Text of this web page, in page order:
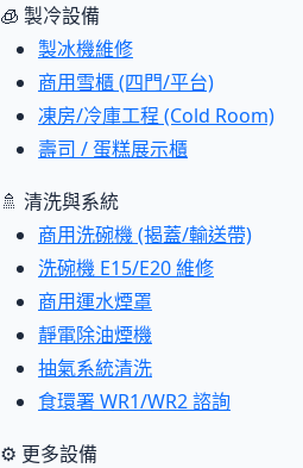
🧊 製冷設備
製冰機維修
商用雪櫃 (四門/平台)
凍房/冷庫工程 (Cold Room)
壽司 / 蛋糕展示櫃
🚿 清洗與系統
商用洗碗機 (揭蓋/輸送帶)
洗碗機 E15/E20 維修
商用運水煙罩
靜電除油煙機
抽氣系統清洗
食環署 WR1/WR2 諮詢
⚙ 更多設備